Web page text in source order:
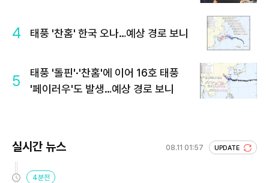
4 태풍 '찬홈' 한국 오나…예상 경로 보니
5
태풍 '돌핀'·'찬홈'에 이어 16호 태풍
'페이러우'도 발생…예상 경로 보니
실시간 뉴스 08.11 01:57 UPDATE
4분전